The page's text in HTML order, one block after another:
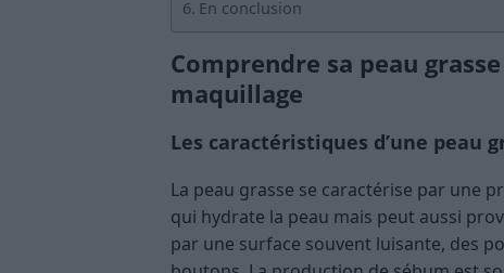
En conclusion
Comprendre sa peau
maquillage
Les caractéristiques d’une peau
La peau grasse se caractérise par une
qui hydrate la peau mais peut aussi
par une surface souvent luisante, des